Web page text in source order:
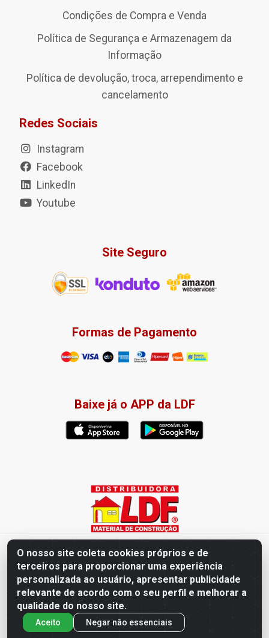
O nosso site coleta cookies próprios e de
terceiros para proporcionar uma experiência
personalizada ao usuário, apresentar publicidade
relevante de acordo com o seu perfil e melhorar a
qualidade do nosso site.
Aceito
Negar não essenciais
Condições de Compra e Venda
Política de Segurança e Armazenagem da
Informação
Política de devolução, troca, arrependimento e
cancelamento
Redes Sociais
Instagram
Facebook
LinkedIn
Youtube
Site Seguro
Formas de Pagamento
Baixe já o APP da LDF
Distribuidora LDF - Av. Presidente Tancredo Neves, 203 – Bairro
dos Ipês, João Pessoa / PB - CEP 58028-840 - CNPJ
02.019.761/0003-82